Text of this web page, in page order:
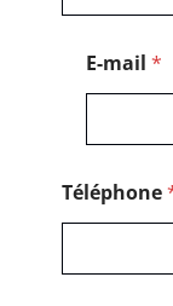
E-mail *
Téléphone